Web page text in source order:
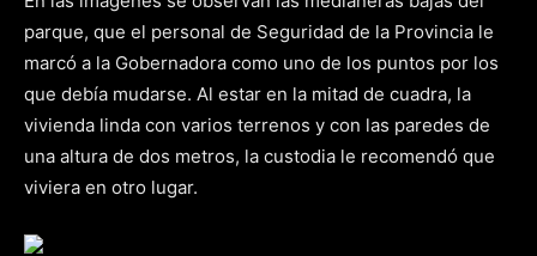
parque, que el personal de Seguridad de la Provincia le
marcó a la Gobernadora como uno de los puntos por los
que debía mudarse. Al estar en la mitad de cuadra, la
vivienda linda con varios terrenos y con las paredes de
una altura de dos metros, la custodia le recomendó que
viviera en otro lugar.